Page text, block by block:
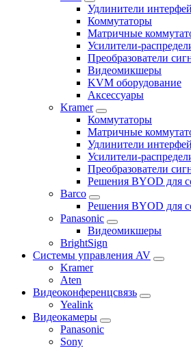
Удлинители
Коммутаторы
Матричные
Усилители-
Преобразователи
Видеомикшеры
KVM оборудование
Аксессуары
Kramer
Коммутаторы
Матричные
Удлинители
Усилители-
Преобразователи
Решения BYOD для
Barco
Решения BYOD для
Panasonic
Видеомикшеры
BrightSign
Системы управления AV
Kramer
Aten
Видеоконференцсвязь
Yealink
Видеокамеры
Panasonic
Sony